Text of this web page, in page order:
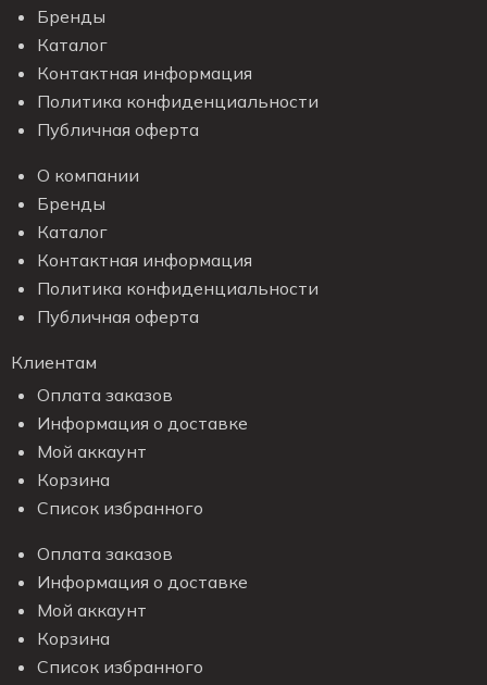
Бренды
Каталог
Контактная информация
Политика конфиденциальности
Публичная оферта
О компании
Бренды
Каталог
Контактная информация
Политика конфиденциальности
Публичная оферта
Клиентам
Оплата заказов
Информация о доставке
Мой аккаунт
Корзина
Список избранного
Оплата заказов
Информация о доставке
Мой аккаунт
Корзина
Список избранного